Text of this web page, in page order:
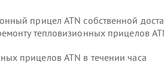
прицел ATN собственной
тепловизионных прицелов
прицелов ATN в течении часа